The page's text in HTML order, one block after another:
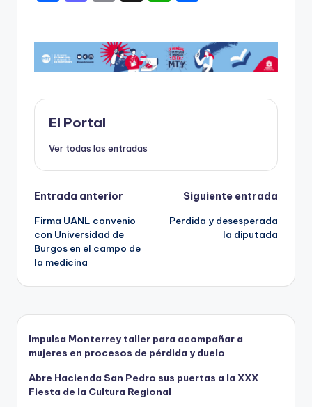
c
e
b
o
o
k
st
o
d
o
n
ai
l
a
ts
A
p
m
p
ar
ti
El Portal
Ver todas las entradas
Navegación
de
entradas
Entrada anterior
Firma UANL convenio
con Universidad de
Burgos en el campo de
la medicina
Siguiente entrada
Perdida y desesperada
la diputada
Impulsa Monterrey taller para acompañar a
mujeres en procesos de pérdida y duelo
Abre Hacienda San Pedro sus puertas a la XXX
Fiesta de la Cultura Regional